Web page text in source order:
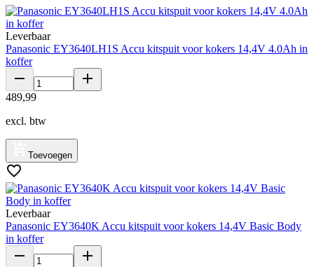
Leverbaar
Panasonic EY3640LH1S Accu kitspuit voor kokers 14,4V 4.0Ah in
koffer
489,99
excl. btw
Toevoegen
Leverbaar
Panasonic EY3640K Accu kitspuit voor kokers 14,4V Basic Body
in koffer